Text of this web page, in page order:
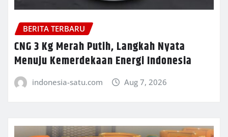
BERITA TERBARU
CNG 3 Kg Merah Putih, Langkah Nyata
Menuju Kemerdekaan Energi Indonesia
indonesia-satu.com Aug 7, 2026